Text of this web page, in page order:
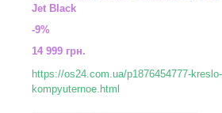
Jet Black
-9%
14 999 грн.
https://os24.com.ua/p1876454777-
kompyuternoe.html